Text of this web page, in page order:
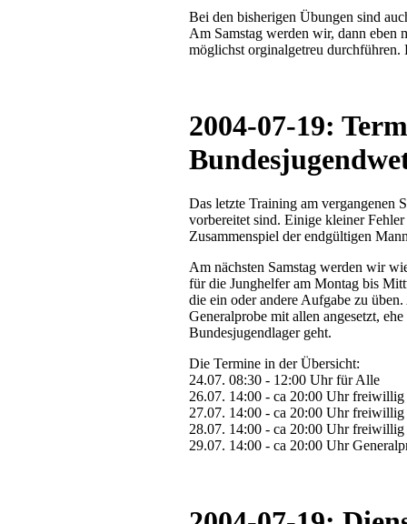
Bei den bisherigen Übungen sind
Am Samstag werden wir, dann eben
möglichst orginalgetreu
2004-07-19:
Das letzte Training am vergangenen
vorbereitet sind. Einige kleiner
Zusammenspiel der endgültigen
Am nächsten Samstag werden wir
für die Junghelfer am Montag bis
die ein oder andere Aufgabe zu
Generalprobe mit allen angesetzt,
Bundesjugendlager geht.
Die Termine in der Übersicht:
24.07. 08:30 - 12:00 Uhr für Alle
26.07. 14:00 - ca 20:00 Uhr freiwillig
27.07. 14:00 - ca 20:00 Uhr freiwillig
28.07. 14:00 - ca 20:00 Uhr freiwillig
29.07. 14:00 - ca 20:00 Uhr